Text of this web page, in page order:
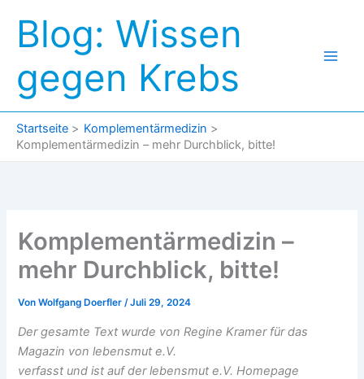
Inhalt
springen
Blog: Wissen
gegen Krebs
Startseite
Komplementärmedizin
Komplementärmedizin – mehr Durchblick, bitte!
Komplementärmedizin –
mehr Durchblick, bitte!
VonWolfgang Doerfler/Juli 29, 2024
Der gesamte Text wurde von Regine Kramer für das
Magazin von lebensmut e.V.
verfasst und ist auf der lebensmut e.V. Homepage